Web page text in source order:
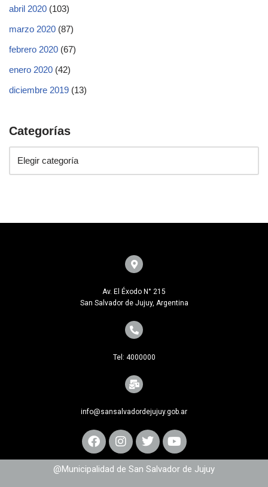
abril 2020 (103)
marzo 2020 (87)
febrero 2020 (67)
enero 2020 (42)
diciembre 2019 (13)
Categorías
Av. El Éxodo N° 215
San Salvador de Jujuy, Argentina
Tel: 4000000
info@sansalvadordejujuy.gob.ar
@Municipalidad de San Salvador de Jujuy